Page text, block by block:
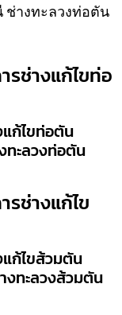
างทะลวงท่อตัน
รช่างแก้ไขท่อ
ก้ไขท่อตัน
ะลวงท่อตัน
ช่างแก้ไข
ก้ไขส้วมตัน
ทะลวงส้วมตัน